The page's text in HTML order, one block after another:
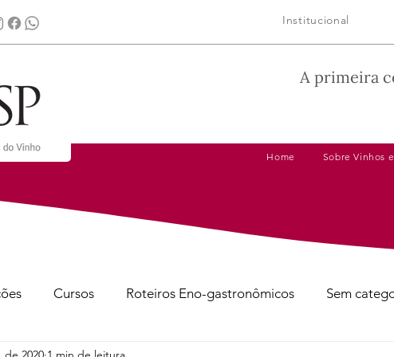
Institucional
A primeira
Home Sobre Vinhos
Cursos Roteiros Eno-gastronômicos Sem